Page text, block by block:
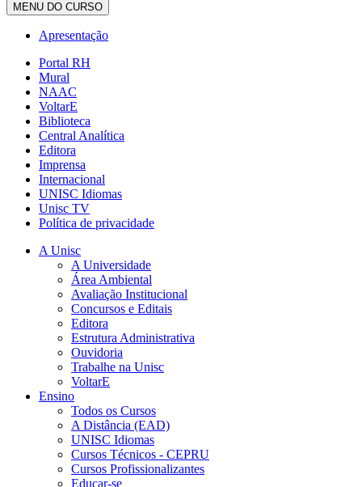
MENU DO CURSO
Apresentação
Portal RH
Mural
NAAC
VoltarE
Biblioteca
Central Analítica
Editora
Imprensa
Internacional
UNISC Idiomas
Unisc TV
Política de privacidade
A Unisc
A Universidade
Área Ambiental
Avaliação Institucional
Concursos e Editais
Editora
Estrutura Administrativa
Ouvidoria
Trabalhe na Unisc
VoltarE
Ensino
Todos os Cursos
A Distância (EAD)
UNISC Idiomas
Cursos Técnicos - CEPRU
Cursos Profissionalizantes
Educar-se